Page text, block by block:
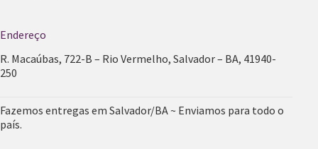
Endereço
R. Macaúbas, 722-B – Rio Vermelho, Salvador – BA, 41940-
250
Fazemos entregas em Salvador/BA ~ Enviamos para todo o
país.